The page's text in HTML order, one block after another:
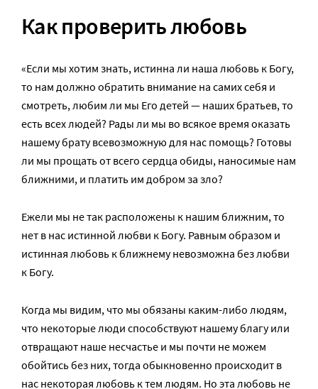
Как проверить любовь
«Если мы хотим знать, истинна ли наша любовь к Богу,
то нам должно обратить внимание на самих себя и
смотреть, любим ли мы Его детей — наших братьев, то
есть всех людей? Рады ли мы во всякое время оказать
нашему брату всевозможную для нас помощь? Готовы
ли мы прощать от всего сердца обиды, наносимые нам
ближними, и платить им добром за зло?
Ежели мы не так расположены к нашим ближним, то
нет в нас истинной любви к Богу. Равным образом и
истинная любовь к ближнему невозможна без любви
к Богу.
Когда мы видим, что мы обязаны каким-либо людям,
что некоторые люди способствуют нашему благу или
отвращают наше несчастье и мы почти не можем
обойтись без них, тогда обыкновенно происходит в
нас некоторая любовь к тем людям. Но эта любовь не